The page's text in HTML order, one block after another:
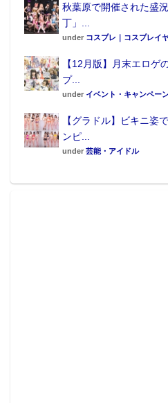
E賞 アクリルスタンド
※クローズドパッケー
バンプレストオリジナルデフ
ぽや」で、ゲームに登場する
インしたアクリルスタンド。
秋葉原で開催された盛
丁」...
under コスプレ｜コスプレイ
【12月版】月末エロゲ
プ...
under イベント・キャンペー
【グラドル】ビキニ姿
ンピ...
under 芸能・アイドル